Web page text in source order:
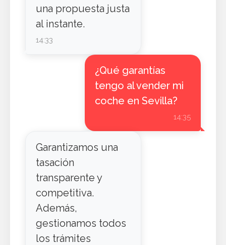
una propuesta justa
al instante.
14:33
¿Qué garantías
tengo al vender mi
coche en Sevilla?
14:35
Garantizamos una
tasación
transparente y
competitiva.
Además,
gestionamos todos
los trámites